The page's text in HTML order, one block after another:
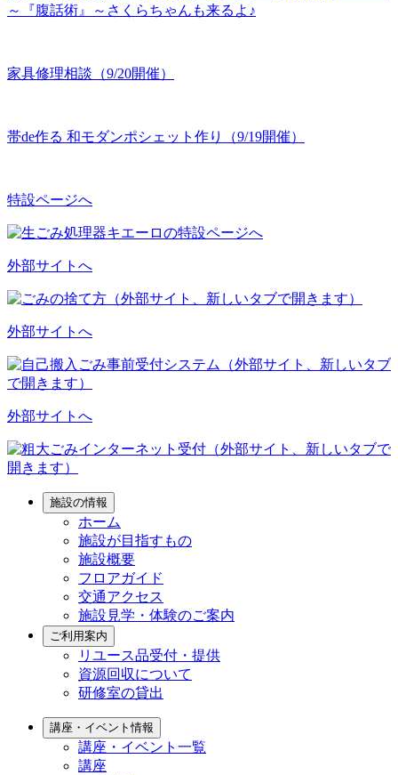
～『腹話術』～さくらちゃんも来るよ♪
家具修理相談（9/20開催）
帯de作る 和モダンポシェット作り（9/19開催）
特設ページへ
外部サイトへ
外部サイトへ
外部サイトへ
施設の情報
ホーム
施設が目指すもの
施設概要
フロアガイド
交通アクセス
施設見学・体験のご案内
ご利用案内
リユース品受付・提供
資源回収について
研修室の貸出
講座・イベント情報
講座・イベント一覧
講座